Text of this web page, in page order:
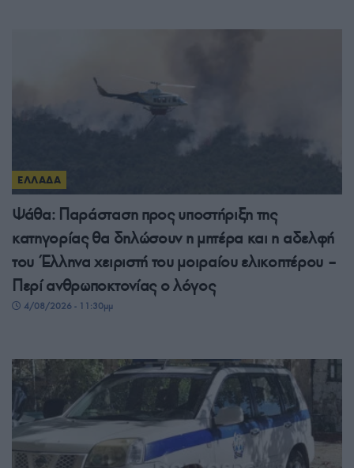
ΕΛΛΑΔΑ
Ψάθα: Παράσταση προς υποστήριξη της
κατηγορίας θα δηλώσουν η μητέρα και η αδελφή
του Έλληνα χειριστή του μοιραίου ελικοπτέρου –
Περί ανθρωποκτονίας ο λόγος
4/08/2026 - 11:30μμ